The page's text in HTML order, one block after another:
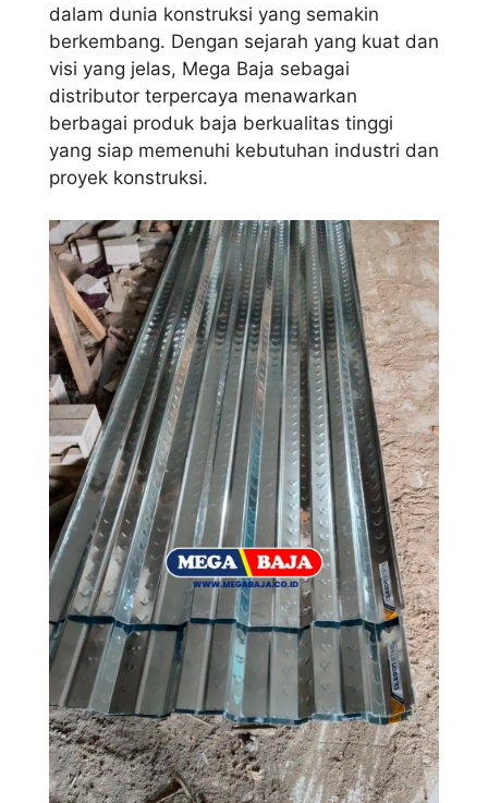
dalam dunia konstruksi yang semakin
berkembang. Dengan sejarah yang kuat dan
visi yang jelas, Mega Baja sebagai
distributor terpercaya menawarkan
berbagai produk baja berkualitas tinggi
yang siap memenuhi kebutuhan industri dan
proyek konstruksi.